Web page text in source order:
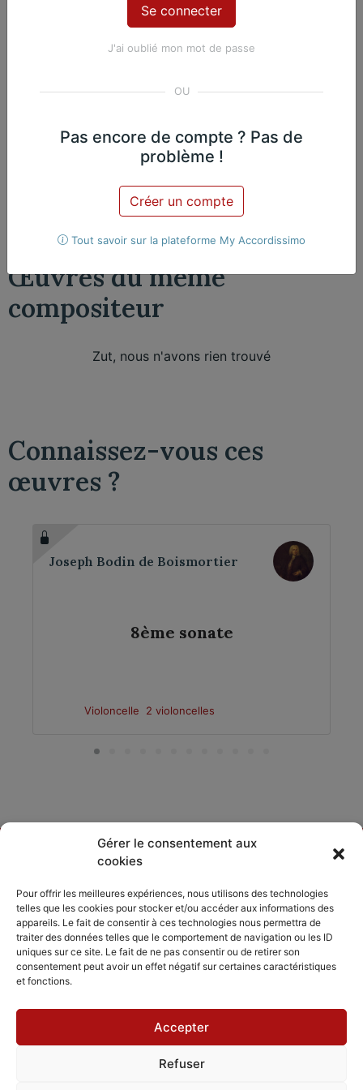
Gérer le consentement aux
cookies
Pour offrir les meilleures expériences, nous utilisons des technologies
telles que les cookies pour stocker et/ou accéder aux informations des
appareils. Le fait de consentir à ces technologies nous permettra de
traiter des données telles que le comportement de navigation ou les ID
uniques sur ce site. Le fait de ne pas consentir ou de retirer son
consentement peut avoir un effet négatif sur certaines caractéristiques
et fonctions.
Accepter
Refuser
Contenu Premium
Accédez à tout le contenu
Je m'abonne
Nicolas Martin, Piano
Œuvres du même
compositeur​
Zut, nous n'avons rien trouvé
Connaissez-vous ces
œuvres ?
Joseph Bodin de Boismortier
8ème sonate
Violoncelle 2 violoncelles
Les compositeurs
Le répertoire
Inviter
Feedback
Les séjours
musicaux
Accordissimo
L'application
Politique de cookies
J'ai oublié mon mot de passe
Pas encore de compte ? Pas de
problème !
Créer un compte
Tout savoir sur la plateforme My Accordissimo